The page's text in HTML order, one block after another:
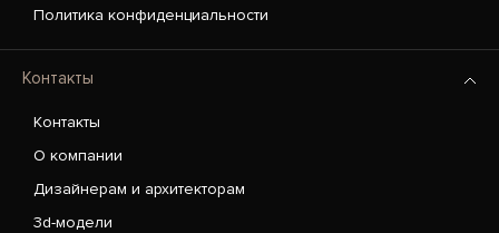
Политика конфиденциальности
Контакты
Контакты
О компании
Дизайнерам и архитекторам
3d-модели